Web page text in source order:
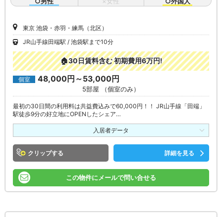
東京 池袋・赤羽・練馬（北区）
JR山手線田端駅
池袋駅まで10分
🏠30日賃料含む 初期費用6万円!
個室 48,000円～53,000円
5部屋 （個室のみ）
最初の30日間の利用料は共益費込みで60,000円！！ JR山手線「田端」
駅徒歩9分の好立地にOPENしたシェア…
入居者データ
クリップ 詳細を見る
この物件にメールで問い合せる